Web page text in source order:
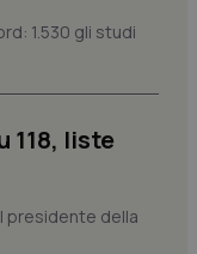
1.530 gli studi
118, liste
presidente della
la navigazione sulle pagine
questi cookie.